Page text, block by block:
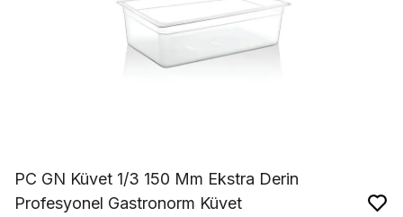
PC GN Küvet 1/3 150 Mm Ekstra Derin
Profesyonel Gastronorm Küvet